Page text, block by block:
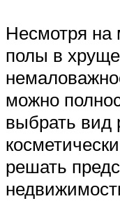
Несмотря на
полы в
можно
выбрать вид
решать